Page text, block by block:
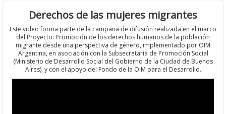
Derechos de las mujeres migrantes
Este video forma parte de la campaña de difusión realizada en el marco
del Proyecto: Promoción de los derechos humanos de la población
migrante desde una perspectiva de género, implementado por OIM
Argentina, en asociación con la Subsecretaría de Promoción Social
(Ministerio de Desarrollo Social del Gobierno de la Ciudad de Buenos
Aires), y con el apoyo del Fondo de la OIM para el Desarrollo.